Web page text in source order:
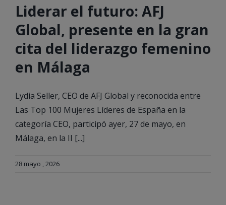
Liderar el futuro: AFJ
Global, presente en la gran
cita del liderazgo femenino
en Málaga
Lydia Seller, CEO de AFJ Global y reconocida entre
Las Top 100 Mujeres Líderes de España en la
categoría CEO, participó ayer, 27 de mayo, en
Málaga, en la II [...]
28 mayo , 2026